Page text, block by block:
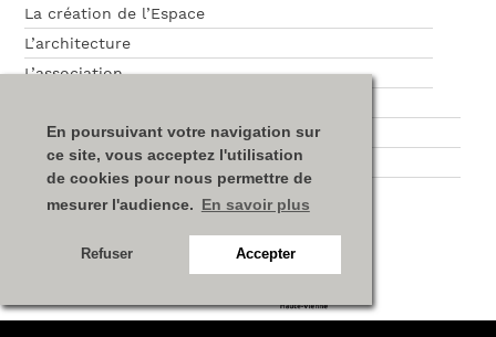
En poursuivant votre navigation sur
ce site, vous acceptez l'utilisation
de cookies pour nous permettre de
mesurer l'audience. En savoir plus
Refuser Accepter
La création de l’Espace
L’architecture
L’association
Plan du site
Mentions légales